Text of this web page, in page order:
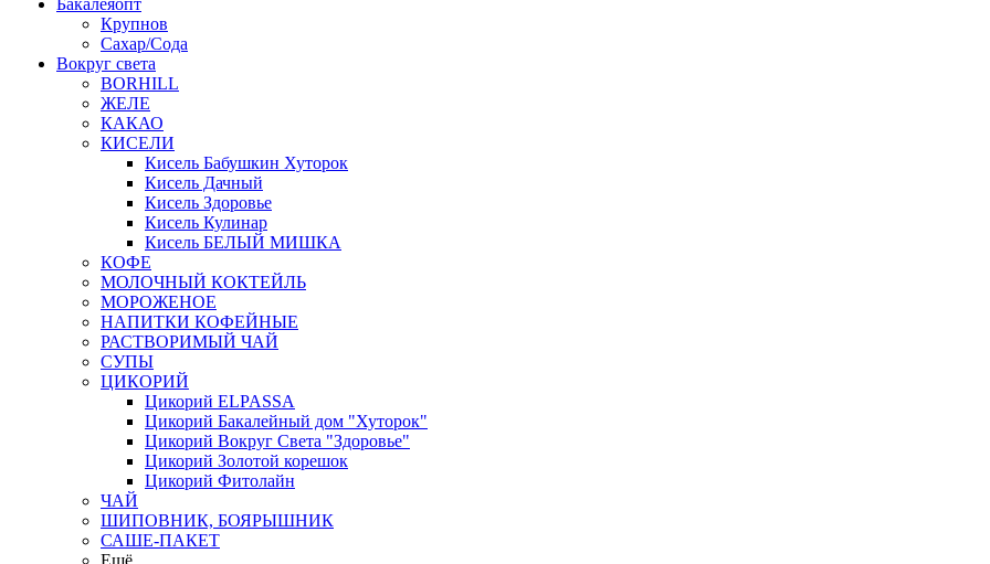
Бакалеяопт
Крупнов
Сахар/Сода
Вокруг света
BORHILL
ЖЕЛЕ
КАКАО
КИСЕЛИ
Кисель Бабушкин Хуторок
Кисель Дачный
Кисель Здоровье
Кисель Кулинар
Кисель БЕЛЫЙ МИШКА
КОФЕ
МОЛОЧНЫЙ КОКТЕЙЛЬ
МОРОЖЕНОЕ
НАПИТКИ КОФЕЙНЫЕ
РАСТВОРИМЫЙ ЧАЙ
СУПЫ
ЦИКОРИЙ
Цикорий ELPASSA
Цикорий Бакалейный дом "Хуторок"
Цикорий Вокруг Света "Здоровье"
Цикорий Золотой корешок
Цикорий Фитолайн
ЧАЙ
ШИПОВНИК, БОЯРЫШНИК
САШЕ-ПАКЕТ
Ещё